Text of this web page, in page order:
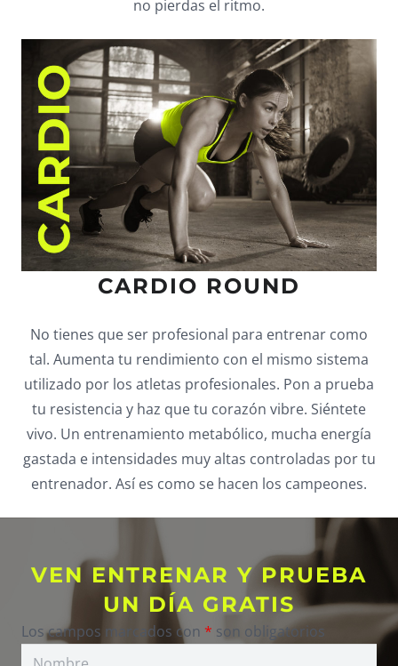
no pierdas el ritmo.
CARDIO ROUND
No tienes que ser profesional para entrenar como
tal. Aumenta tu rendimiento con el mismo sistema
utilizado por los atletas profesionales. Pon a prueba
tu resistencia y haz que tu corazón vibre. Siéntete
vivo. Un entrenamiento metabólico, mucha energía
gastada e intensidades muy altas controladas por tu
entrenador. Así es como se hacen los campeones.
VEN ENTRENAR Y PRUEBA
UN DÍA GRATIS
Los campos marcados con * son obligatorios